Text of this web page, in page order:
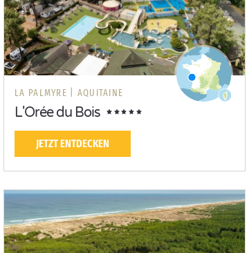
LA PALMYRE | AQUITAINE
L'Orée du Bois
JETZT ENTDECKEN